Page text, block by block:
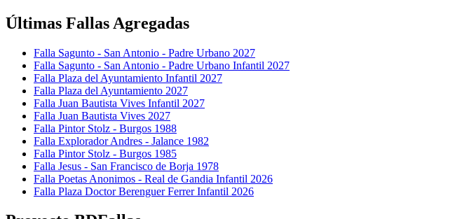
Últimas Fallas Agregadas
Falla Sagunto - San Antonio - Padre Urbano 2027
Falla Sagunto - San Antonio - Padre Urbano Infantil 2027
Falla Plaza del Ayuntamiento Infantil 2027
Falla Plaza del Ayuntamiento 2027
Falla Juan Bautista Vives Infantil 2027
Falla Juan Bautista Vives 2027
Falla Pintor Stolz - Burgos 1988
Falla Explorador Andres - Jalance 1982
Falla Pintor Stolz - Burgos 1985
Falla Jesus - San Francisco de Borja 1978
Falla Poetas Anonimos - Real de Gandia Infantil 2026
Falla Plaza Doctor Berenguer Ferrer Infantil 2026